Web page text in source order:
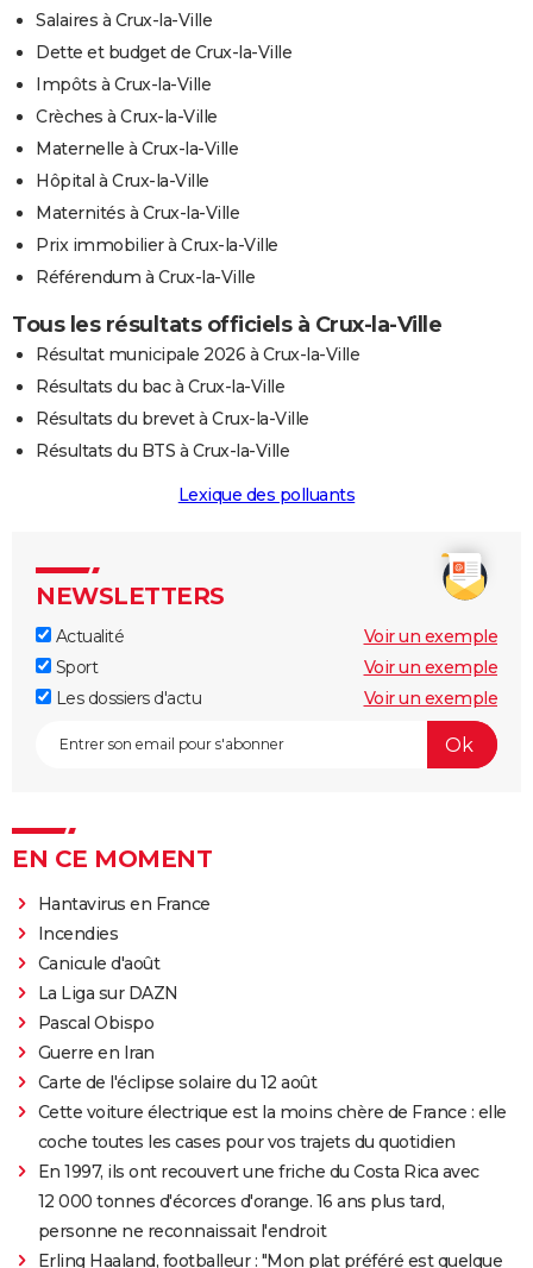
Salaires à Crux-la-Ville
Dette et budget de Crux-la-Ville
Impôts à Crux-la-Ville
Crèches à Crux-la-Ville
Maternelle à Crux-la-Ville
Hôpital à Crux-la-Ville
Maternités à Crux-la-Ville
Prix immobilier à Crux-la-Ville
Référendum à Crux-la-Ville
Tous les résultats officiels à Crux-la-Ville
Résultat municipale 2026 à Crux-la-Ville
Résultats du bac à Crux-la-Ville
Résultats du brevet à Crux-la-Ville
Résultats du BTS à Crux-la-Ville
Lexique des polluants
NEWSLETTERS
Actualité
Voir un exemple
Sport
Voir un exemple
Les dossiers d'actu
Voir un exemple
EN CE MOMENT
Hantavirus en France
Incendies
Canicule d'août
La Liga sur DAZN
Pascal Obispo
Guerre en Iran
Carte de l'éclipse solaire du 12 août
Cette voiture électrique est la moins chère de France : elle
coche toutes les cases pour vos trajets du quotidien
En 1997, ils ont recouvert une friche du Costa Rica avec
12 000 tonnes d'écorces d'orange. 16 ans plus tard,
personne ne reconnaissait l'endroit
Erling Haaland, footballeur : "Mon plat préféré est quelque